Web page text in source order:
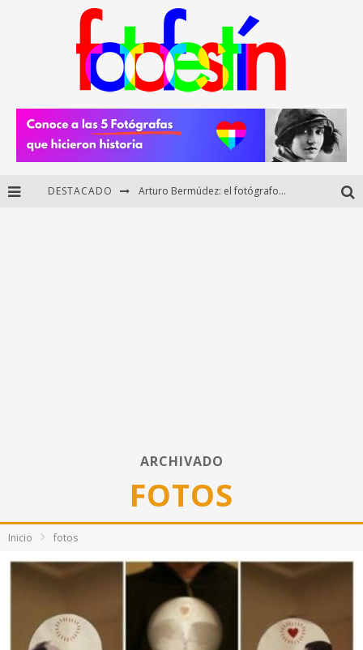
DESTACADO Arturo Bermúdez: el fotógrafo mexicano que brilló en los Premios HUAWEI XMAGE 2025
ARCHIVADO
FOTOS
Inicio fotos